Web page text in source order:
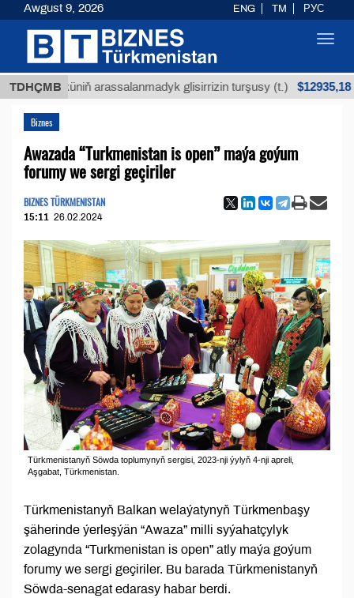
TDHÇMB
köküniň arassalanmadyk glisirrizin turşusy (t.) $12935,18
Biznes
Awazada “Turkmenistan is open” maýa goýum
forumy we sergi geçiriler
BIZNES TÜRKMENISTAN
15:11 26.02.2024
Türkmenistanyň Söwda toplumynyň sergisi, 2023-nji ýylyň 4-nji apreli,
Aşgabat, Türkmenistan.
Türkmenistanyň Balkan welaýatynyň Türkmenbaşy
şäherinde ýerleşýän “Awaza” milli syýahatçylyk
zolagynda “Turkmenistan is open” atly maýa goýum
forumy we sergi geçiriler. Bu barada Türkmenistanyň
Söwda-senagat edarasy habar berdi.
Awgust 9, 2026 ENG TM РУС